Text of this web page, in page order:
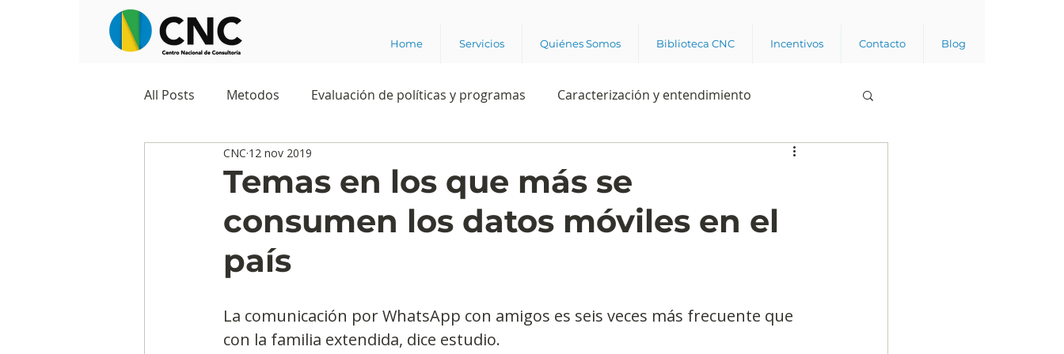
Home Servicios Quiénes Somos Biblioteca CNC Incentivos Contacto Blog
All Posts Metodos Evaluación de políticas y programas Caracterización y entendimiento
Observatorios sociales Business analytics
Predicciones y tendencias Rating Política Intención de voto Consultas de opinión pública
Ecommerce Reputación de los grupos de interés
Temas en los que más se
consumen los datos móviles en el
país
CNC 12 nov 2019
La comunicación por WhatsApp con amigos es seis veces más frecuente que
con la familia extendida, dice estudio.